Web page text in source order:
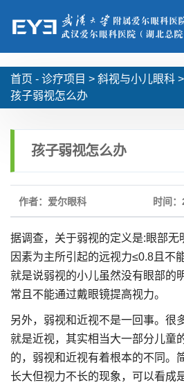
首页 - 诊疗项目 > 斜视与小儿眼科 >
孩子弱视怎么办
孩子弱视怎么办
作者：爱尔眼科 时间
据调查，关于弱视的定义是:眼部无
因素为主所引起的远视力≤0.8且不
就是说弱视的小儿虽然没有眼部的
常且不能通过戴眼镜提高视力。
另外，弱视和近视不是一回事。很
就是近视，其实相当大一部分儿童
的，弱视和近视有着根本的不同。
长大但视力不长的现象，可以看成